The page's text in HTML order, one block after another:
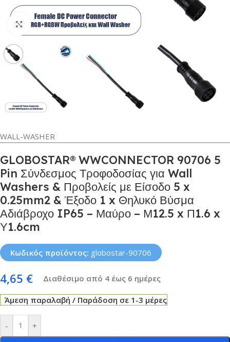
Κλικ για μεγέθυνση
WALL-WASHER
GLOBOSTAR® WWCONNECTOR 90706 5
Pin Σύνδεσμος Τροφοδοσίας για Wall
Washers & Προβολείς με Είσοδο 5 x
0.25mm2 & Έξοδο 1 x Θηλυκό Βύσμα
Αδιάβροχο IP65 – Μαύρο – Μ12.5 x Π1.6 x
Υ1.6cm
Κωδικός προϊόντος: globostar-90706
4,65 € Διαθέσιμο από 4 έως 6 ημέρες
Άμεση παραλαβή / Παράδοση σε 1-3 μέρες
- +